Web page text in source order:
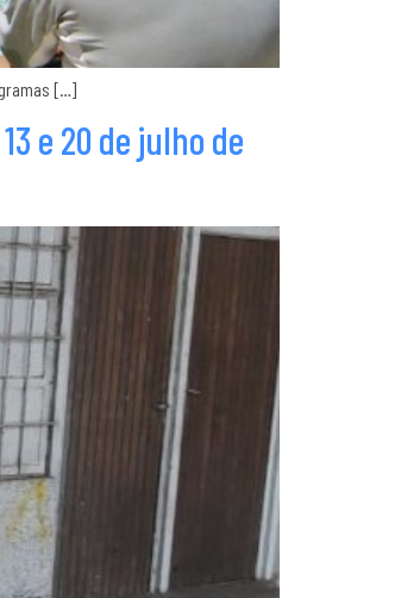
[…]
e 20 de julho de